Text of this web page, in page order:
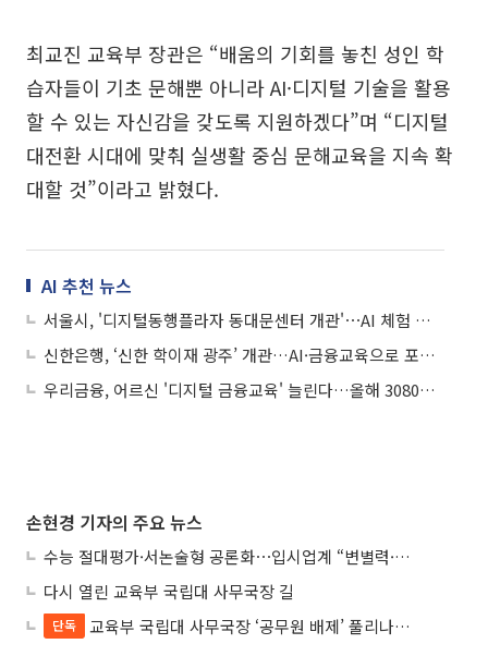
최교진 교육부 장관은 “배움의 기회를 놓친 성인 학
습자들이 기초 문해뿐 아니라 AI·디지털 기술을 활용
할 수 있는 자신감을 갖도록 지원하겠다”며 “디지털
대전환 시대에 맞춰 실생활 중심 문해교육을 지속 확
대할 것”이라고 밝혔다.
AI 추천 뉴스
서울시, '디지털동행플라자 동대문센터 개관'⋯AI 체험 공간 조성
신한은행, ‘신한 학이재 광주’ 개관…AI·금융교육으로 포용금융 확대
우리금융, 어르신 '디지털 금융교육' 늘린다…올해 3080명 대상
손현경 기자의 주요 뉴스
수능 절대평가·서논술형 공론화⋯입시업계 “변별력·사교육 대책 먼저”
다시 열린 교육부 국립대 사무국장 길
단독 교육부 국립대 사무국장 ‘공무원 배제’ 풀리나…응시자격 다시 열렸다